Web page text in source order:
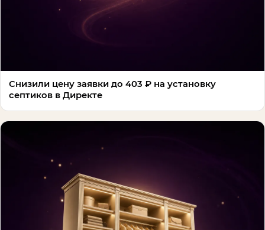
Снизили цену заявки до 403 ₽ на установку
септиков в Директе